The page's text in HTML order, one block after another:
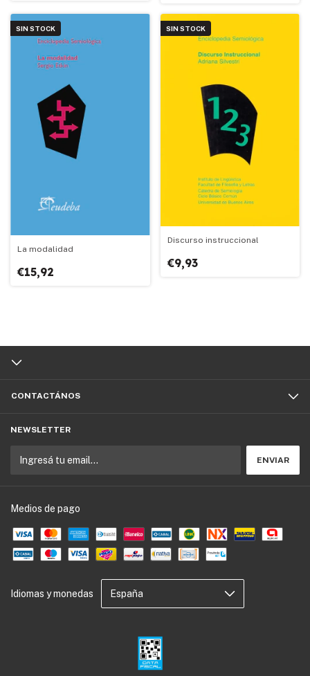
SIN STOCK
La modalidad
€15,92
SIN STOCK
Discurso instruccional
€9,93
CONTACTÁNOS
NEWSLETTER
Medios de pago
Idiomas y monedas